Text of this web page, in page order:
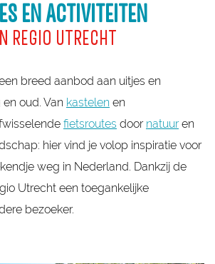
EN ACTIVITEITEN
IN REGIO UTRECHT
breed aanbod aan uitjes en
oud. Van kastelen en
fietsroutes door natuuren
hier vind je volop inspiratie voor
weg in Nederland. Dankzij de
Utrecht een toegankelijke
bezoeker.